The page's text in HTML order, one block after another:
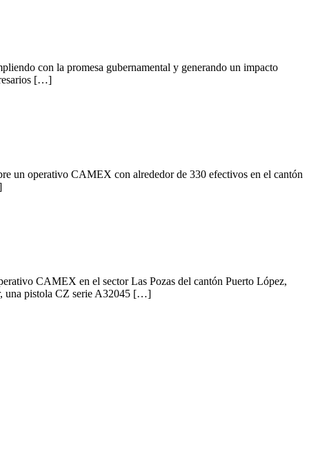
con la promesa gubernamental y generando un impacto
[…]
un operativo CAMEX con alrededor de 330 efectivos en el cantón
CAMEX en el sector Las Pozas del cantón Puerto López,
una pistola CZ serie A32045 […]